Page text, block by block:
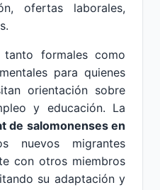
ofertas laborales,
formales como
para quienes
orientación sobre
y educación. La
de salomonenses en
nuevos migrantes
con otros miembros
su adaptación y